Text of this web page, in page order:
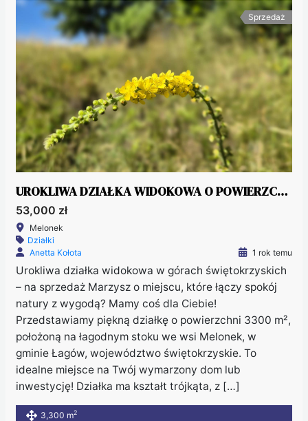
Sprzedaż
UROKLIWA DZIAŁKA WIDOKOWA O POWIERZCHNI 3300 M² W MALOWNICZEJ OKOLICY!
53,000 zł
Melonek
Działki
Anetta Kołota
1 rok temu
Urokliwa działka widokowa w górach świętokrzyskich
– na sprzedaż Marzysz o miejscu, które łączy spokój
natury z wygodą? Mamy coś dla Ciebie!
Przedstawiamy piękną działkę o powierzchni 3300 m²,
położoną na łagodnym stoku we wsi Melonek, w
gminie Łagów, województwo świętokrzyskie. To
idealne miejsce na Twój wymarzony dom lub
inwestycję! Działka ma kształt trójkąta, z […]
3,300 m2